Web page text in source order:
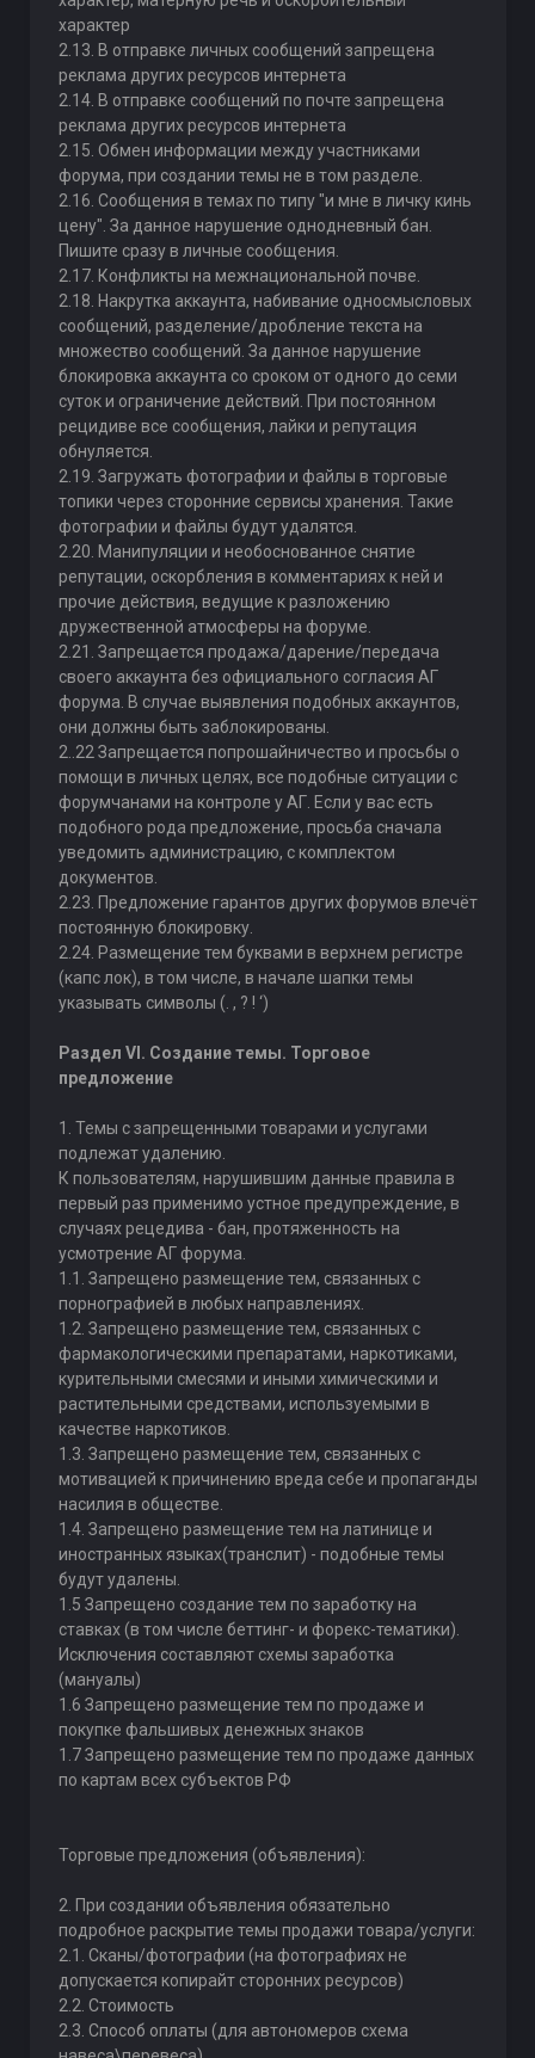
характер
2.13. В отправке личных сообщений запрещена
реклама других ресурсов интернета
2.14. В отправке сообщений по почте запрещена
реклама других ресурсов интернета
2.15. Обмен информации между участниками
форума, при создании темы не в том разделе.
2.16. Сообщения в темах по типу "и мне в личку кинь
цену". За данное нарушение однодневный бан.
Пишите сразу в личные сообщения.
2.17. Конфликты на межнациональной почве.
2.18. Накрутка аккаунта, набивание односмысловых
сообщений, разделение/дробление текста на
множество сообщений. За данное нарушение
блокировка аккаунта со сроком от одного до семи
суток и ограничение действий. При постоянном
рецидиве все сообщения, лайки и репутация
обнуляется.
2.19. Загружать фотографии и файлы в торговые
топики через сторонние сервисы хранения. Такие
фотографии и файлы будут удалятся.
2.20. Манипуляции и необоснованное снятие
репутации, оскорбления в комментариях к ней и
прочие действия, ведущие к разложению
дружественной атмосферы на форуме.
2.21. Запрещается продажа/дарение/передача
своего аккаунта без официального согласия АГ
форума. В случае выявления подобных аккаунтов,
они должны быть заблокированы.
2..22 Запрещается попрошайничество и просьбы о
помощи в личных целях, все подобные ситуации с
форумчанами на контроле у АГ. Если у вас есть
подобного рода предложение, просьба сначала
уведомить администрацию, с комплектом
документов.
2.23. Предложение гарантов других форумов влечёт
постоянную блокировку.
2.24. Размещение тем буквами в верхнем регистре
(капс лок), в том числе, в начале шапки темы
указывать символы (. , ? ! ‘)
Раздел VI. Создание темы. Торговое
предложение
1. Темы с запрещенными товарами и услугами
подлежат удалению.
К пользователям, нарушившим данные правила в
первый раз применимо устное предупреждение, в
случаях рецедива - бан, протяженность на
усмотрение АГ форума.
1.1. Запрещено размещение тем, связанных с
порнографией в любых направлениях.
1.2. Запрещено размещение тем, связанных с
фармакологическими препаратами, наркотиками,
курительными смесями и иными химическими и
растительными средствами, используемыми в
качестве наркотиков.
1.3. Запрещено размещение тем, связанных с
мотивацией к причинению вреда себе и пропаганды
насилия в обществе.
1.4. Запрещено размещение тем на латинице и
иностранных языках(транслит) - подобные темы
будут удалены.
1.5 Запрещено создание тем по заработку на
ставках (в том числе беттинг- и форекс-тематики).
Исключения составляют схемы заработка
(мануалы)
1.6 Запрещено размещение тем по продаже и
покупке фальшивых денежных знаков
1.7 Запрещено размещение тем по продаже данных
по картам всех субъектов РФ
Торговые предложения (объявления):
2. При создании объявления обязательно
подробное раскрытие темы продажи товара/услуги:
2.1. Сканы/фотографии (на фотографиях не
допускается копирайт сторонних ресурсов)
2.2. Стоимость
2.3. Способ оплаты (для автономеров схема